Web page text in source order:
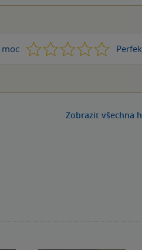
moc 1 2 3 4 5
Zobrazit všechna